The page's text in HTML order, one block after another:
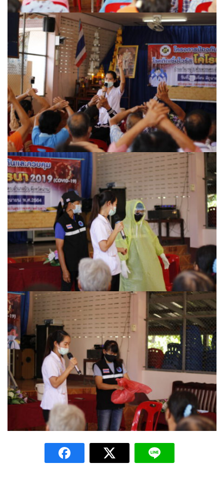
ครัวรสแซ่บ
ครัวลินดา
ครัววันดีดี
ที่นี่ปัวซีฟู้ด
นครปัว ครัวใบกะเพรา
บึงปัว
ปรางค์สวรรค์
ปลาร้าหอม
มานีมีเตี๋ยว
มีลาภ
สวนอาหารเรณู
แซ่บอีหลีฮิมดอยคา สาขา 2
ไอ.เอ็ม.เอฟ. (ลุงมาดเจ้าเก่า)
ร้านเบเกอรี่และเครื่องดื่มในเขตเทศบาลตำบลปัว
29 Healing space
4D Coffee
Amante Baristro Hotel & Cafe’ @Pua
Café Amazon ปตท.สาขาปัว
Cafe’ De Pua
Cocoa Valley Cafe